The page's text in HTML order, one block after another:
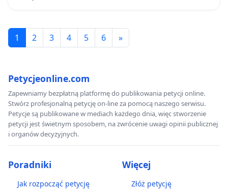
1 2 3 4 5 6 »
Petycjeonline.com
Zapewniamy bezpłatną platformę do publikowania petycji online.
Stwórz profesjonalną petycję on-line za pomocą naszego serwisu.
Petycje są publikowane w mediach każdego dnia, więc stworzenie
petycji jest świetnym sposobem, na zwrócenie uwagi opinii publicznej
i organów decyzyjnych.
Poradniki
Jak rozpocząć petycję
Więcej
Złóż petycję